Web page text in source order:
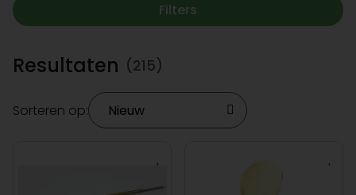
Filters
Resultaten (215)
Sorteren op: